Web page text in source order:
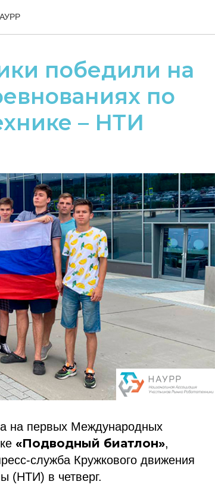
победили на
по
– НТИ
на первых Международных
«Подводный биатлон»,
служба Кружкового движения
(НТИ) в четверг.